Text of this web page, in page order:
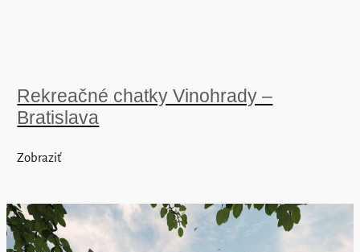
Rekreačné chatky Vinohrady –
Bratislava
Zobraziť